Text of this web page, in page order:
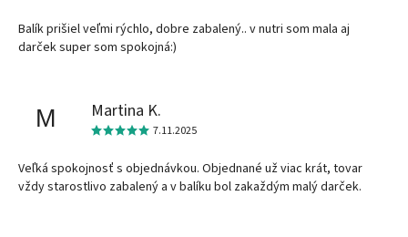
Balík prišiel veľmi rýchlo, dobre zabalený.. v nutri som mala aj
darček super som spokojná:)
M Martina K.
7.11.2025
Veľká spokojnosť s objednávkou. Objednané už viac krát, tovar
vždy starostlivo zabalený a v balíku bol zakaždým malý darček.